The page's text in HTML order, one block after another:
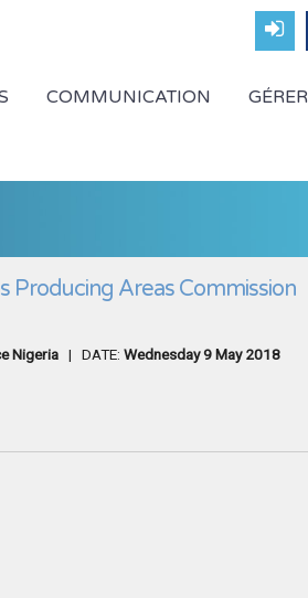
COMMUNICATION GÉRER
Producing Areas Commission
Nigeria| DATE: Wednesday 9 May 2018